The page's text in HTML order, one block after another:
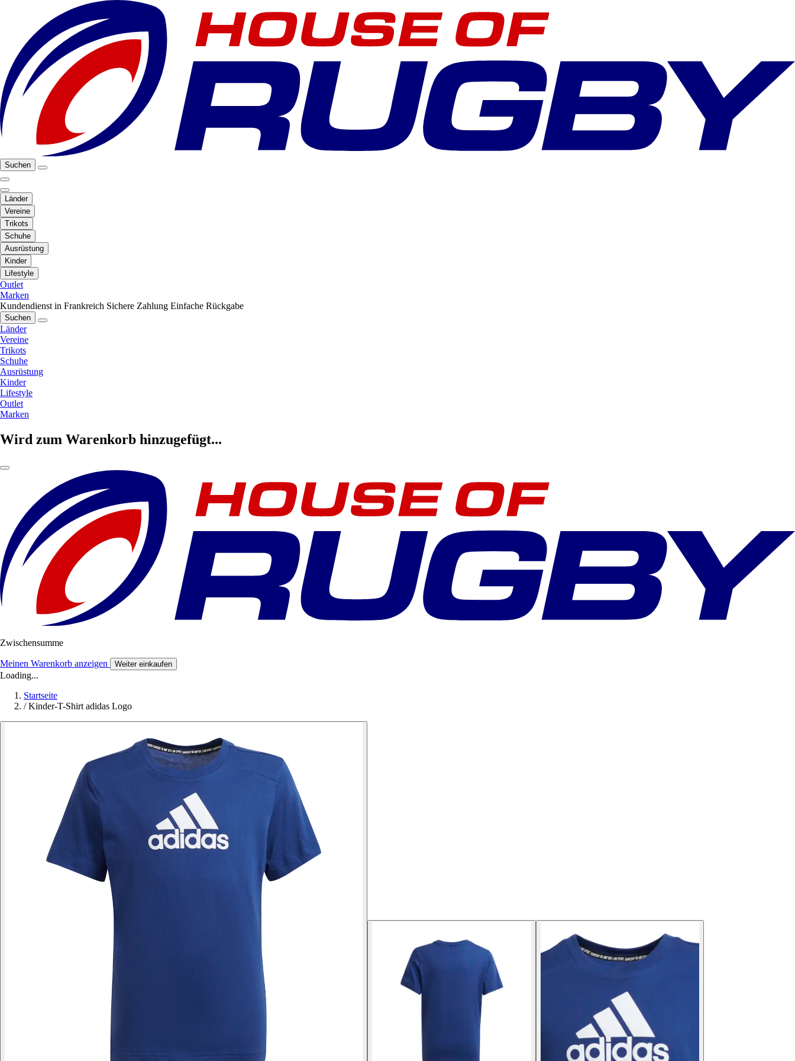
Suchen
Länder
Vereine
Trikots
Schuhe
Ausrüstung
Kinder
Lifestyle
Outlet
Marken
Kundendienst in Frankreich Sichere Zahlung Einfache Rückgabe
Suchen
Länder
Vereine
Trikots
Schuhe
Ausrüstung
Kinder
Lifestyle
Outlet
Marken
Wird zum Warenkorb hinzugefügt...
Zwischensumme
Meinen Warenkorb anzeigen Weiter einkaufen
Loading...
Startseite
/ Kinder-T-Shirt adidas Logo